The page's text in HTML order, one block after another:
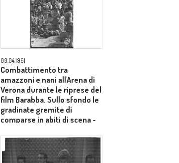
03.04.1961
Combattimento tra
amazzoni e nani all'Arena di
Verona durante le riprese del
film Barabba. Sullo sfondo le
gradinate gremite di
comparse in abiti di scena -